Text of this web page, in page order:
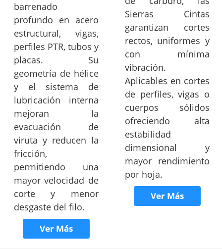
barrenado
profundo en acero
estructural, vigas,
perfiles PTR, tubos y
placas. Su
geometría de hélice
y el sistema de
lubricación interna
mejoran la
evacuación de
viruta y reducen la
fricción,
permitiendo una
mayor velocidad de
corte y menor
desgaste del filo.
Ver Más
Sierras Cintas
garantizan cortes
rectos, uniformes y
con mínima
vibración.
Aplicables en cortes
de perfiles, vigas o
cuerpos sólidos
ofreciendo alta
estabilidad
dimensional y
mayor rendimiento
por hoja.
Ver Más